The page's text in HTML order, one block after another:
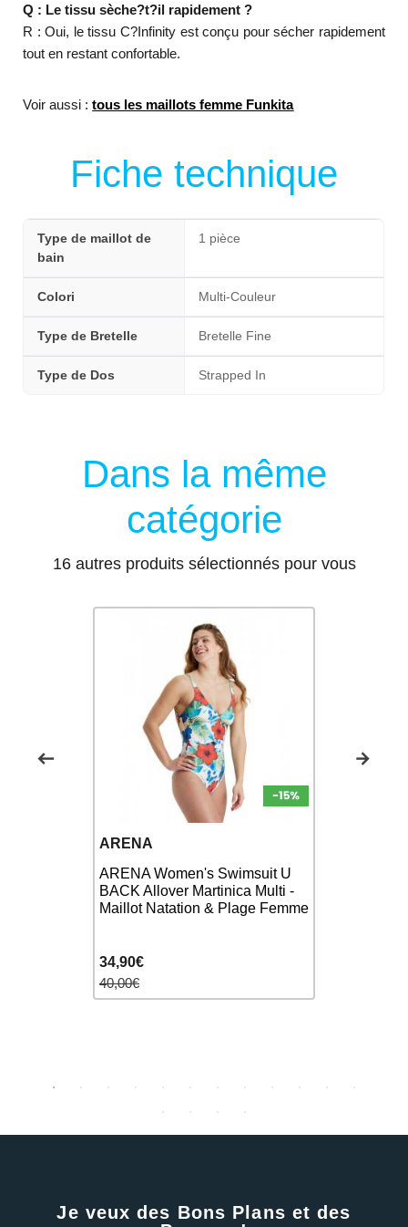
Q : Le tissu sèche?t?il rapidement ?
R : Oui, le tissu C?Infinity est conçu pour sécher rapidement
tout en restant confortable.
Voir aussi :tous les maillots femme Funkita
Fiche technique
Type de maillot de
bain
1 pièce
Colori Multi-Couleur
Type de Bretelle Bretelle Fine
Type de Dos Strapped In
Dans la même
catégorie
16 autres produits sélectionnés pour vous
ARENA
ARENA Women's Swimsuit U
BACK Allover Martinica Multi -
Maillot Natation & Plage Femme
34,90€
40,00€
Je veux des Bons Plans et des